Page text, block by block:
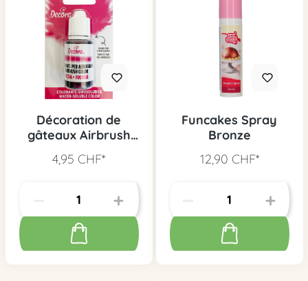
Décoration de
gâteaux Airbrush
alimentaire fuchsia
4,95 CHF*
Funcakes Spray
Bronze
12,90 CHF*